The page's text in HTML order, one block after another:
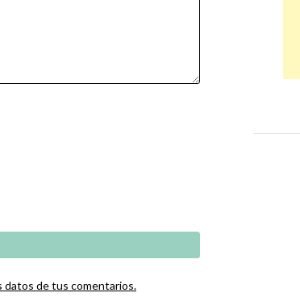
datos de tus comentarios.